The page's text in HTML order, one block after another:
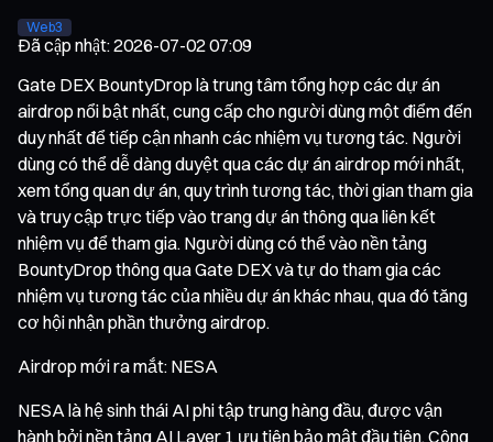
Web3
Đã cập nhật:2026-07-02 07:09
Gate DEX BountyDrop là trung tâm tổng hợp các dự án
airdrop nổi bật nhất, cung cấp cho người dùng một điểm đến
duy nhất để tiếp cận nhanh các nhiệm vụ tương tác. Người
dùng có thể dễ dàng duyệt qua các dự án airdrop mới nhất,
xem tổng quan dự án, quy trình tương tác, thời gian tham gia
và truy cập trực tiếp vào trang dự án thông qua liên kết
nhiệm vụ để tham gia. Người dùng có thể vào nền tảng
BountyDrop thông qua Gate DEX và tự do tham gia các
nhiệm vụ tương tác của nhiều dự án khác nhau, qua đó tăng
cơ hội nhận phần thưởng airdrop.
Airdrop mới ra mắt: NESA
NESA là hệ sinh thái AI phi tập trung hàng đầu, được vận
hành bởi nền tảng AI Layer 1 ưu tiên bảo mật đầu tiên. Công